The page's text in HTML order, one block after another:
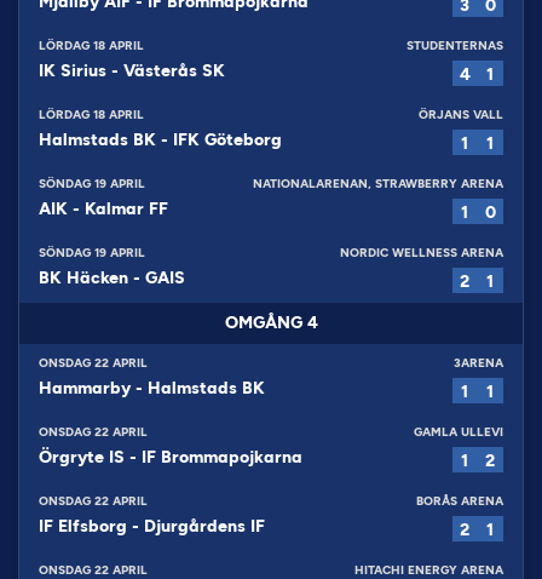
3 0
LÖRDAG 18 APRIL STUDENTERNAS
IK Sirius - Västerås SK 4 1
LÖRDAG 18 APRIL ÖRJANS VALL
Halmstads BK - IFK Göteborg 1 1
SÖNDAG 19 APRIL NATIONALARENAN, STRAWBERRY ARENA
AIK - Kalmar FF 1 0
SÖNDAG 19 APRIL NORDIC WELLNESS ARENA
BK Häcken - GAIS 2 1
OMGÅNG 4
ONSDAG 22 APRIL 3ARENA
Hammarby- Halmstads BK 1 1
ONSDAG 22 APRIL GAMLA ULLEVI
Örgryte IS - IF Brommapojkarna 1 2
ONSDAG 22 APRIL BORÅS ARENA
IF Elfsborg - Djurgårdens IF 2 1
ONSDAG 22 APRIL HITACHI ENERGY ARENA